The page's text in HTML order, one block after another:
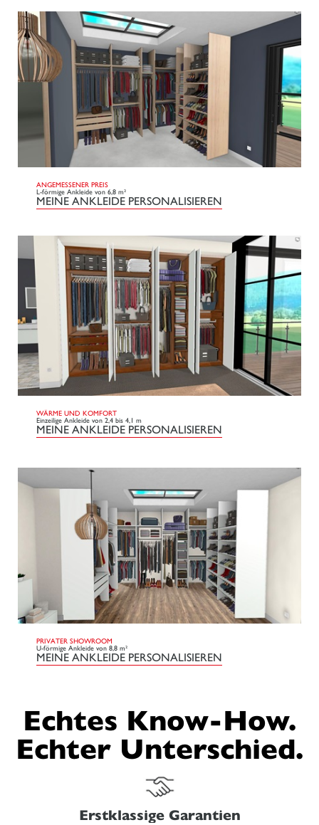
ANGEMESSENER PREIS
L-förmige Ankleide von 6,8 m²
MEINE ANKLEIDE PERSONALISIEREN
WÄRME UND KOMFORT
Einzeilige Ankleide von 2,4 bis 4,1 m
MEINE ANKLEIDE PERSONALISIEREN
PRIVATER SHOWROOM
U-förmige Ankleide von 8,8 m²
MEINE ANKLEIDE PERSONALISIEREN
Echtes Know-How.
Echter Unterschied.
Erstklassige Garantien